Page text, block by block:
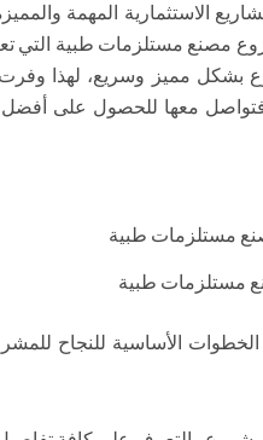
الاستثمارية المهمة
مصنع مستلزمات طبية
بشكل مميز وسريع، لهذا
فتواصل معها للحصول على
مستلزمات طبية
الأساسية للنجاح